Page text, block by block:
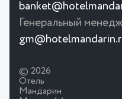
Генеральный
© 2026
Отель
Мандарин